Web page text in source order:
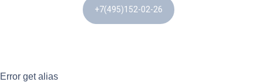
+7(495)152-02-26
Error get alias